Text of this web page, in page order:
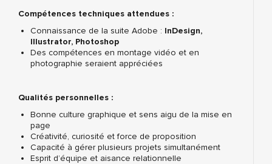
Compétences techniques attendues :
Connaissance de la suite Adobe : InDesign,
Illustrator, Photoshop
Des compétences en montage vidéo et en
photographie seraient appréciées
Qualités personnelles :
Bonne culture graphique et sens aigu de la mise en
page
Créativité, curiosité et force de proposition
Capacité à gérer plusieurs projets simultanément
Esprit d’équipe et aisance relationnelle